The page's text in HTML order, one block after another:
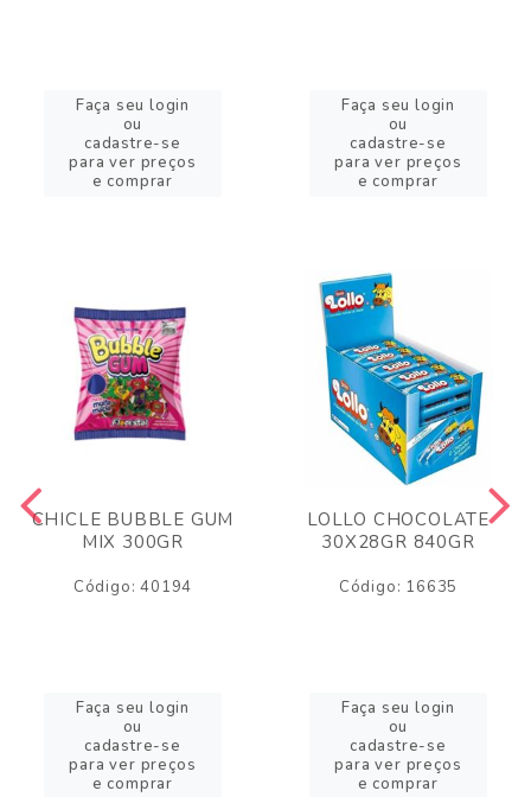
Faça seu login
ou
cadastre-se
para ver preços
e comprar
Faça seu login
ou
cadastre-se
para ver preços
e comprar
CHICLE BUBBLE GUM
MIX 300GR
Código: 40194
Faça seu login
ou
cadastre-se
para ver preços
e comprar
LOLLO CHOCOLATE
30X28GR 840GR
Código: 16635
Faça seu login
ou
cadastre-se
para ver preços
e comprar